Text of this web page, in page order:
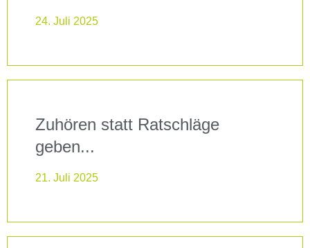
24. Juli 2025
Zuhören statt Ratschläge
geben...
21. Juli 2025